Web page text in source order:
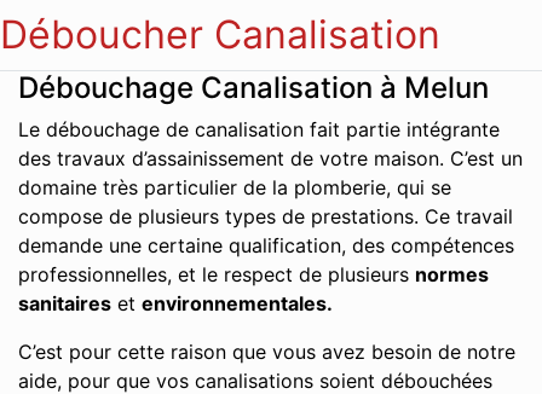
Déboucher Canalisation
Débouchage Canalisation à Melun
Le débouchage de canalisation fait partie intégrante
des travaux d’assainissement de votre maison. C’est un
domaine très particulier de la plomberie, qui se
compose de plusieurs types de prestations. Ce travail
demande une certaine qualification, des compétences
professionnelles, et le respect de plusieurs normes
sanitaires et environnementales.
C’est pour cette raison que vous avez besoin de notre
aide, pour que vos canalisations soient débouchées